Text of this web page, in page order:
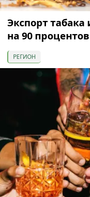
Экспорт табака
на 90 процентов
РЕГИОН